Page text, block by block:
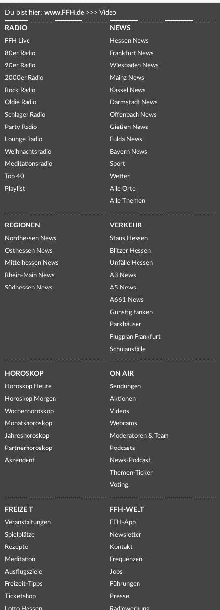
Du bist hier: www.FFH.de >>> Video
RADIO
FFH Live
80er Radio
90er Radio
2000er Radio
Rock Radio
Oldie Radio
Schlager Radio
Party Radio
Lounge Radio
Weihnachtsradio
Meditationsradio
Top 40
Playlist
NEWS
Hessen News
Frankfurt News
Wiesbaden News
Mainz News
Kassel News
Darmstadt News
Offenbach News
Gießen News
Fulda News
Bayern News
Sport
Wetter
Alle Orte
Alle Themen
REGIONEN
Nordhessen News
Osthessen News
Mittelhessen News
Rhein-Main News
Südhessen News
VERKEHR
Staus Hessen
Blitzer Hessen
Unfälle Hessen
A3 News
A5 News
A661 News
Günstig tanken
Parkhäuser
Flugplan Frankfurt
Schulausfälle
HOROSKOP
Horoskop Heute
Horoskop Morgen
Wochenhoroskop
Monatshoroskop
Jahreshoroskop
Partnerhoroskop
Aszendent
ON AIR
Sendungen
Aktionen
Videos
Webcams
Moderatoren & Team
Podcasts
News-Podcast
Themen-Ticker
Voting
FREIZEIT
Veranstaltungen
Spielplätze
Rezepte
Meditation
Ausflugsziele
Freizeit-Tipps
Ticketshop
Lotto Hessen
FFH-WELT
FFH-App
Newsletter
Kontakt
Frequenzen
Jobs
Führungen
Presse
Radiowerbung